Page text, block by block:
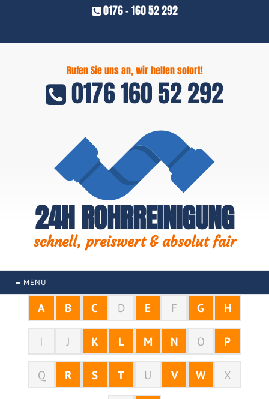
0176 - 160 52 292
Rufen Sie uns an, wir helfen sofort!
0176 160 52 292
24H ROHRREINIGUNG
schnell, preiswert & absolut fair
≡ MENU
A B C D E F G H
I J K L M N O P
Q R S T U V W X